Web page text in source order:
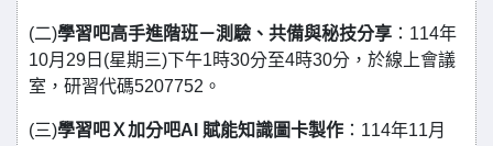
(二)學習吧高手進階班－測驗、共備與秘技分享 ：114年
10月29日(星期三)下午1時30分至4時30分，於線上會議
室，研習代碼5207752。
(三)學習吧Ｘ加分吧AI 賦能知識圖卡製作 ：114年11月